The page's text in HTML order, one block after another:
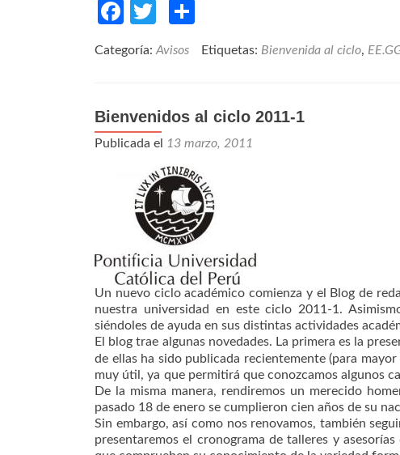
Facebook
Twitter
Categoría: Avisos Etiquetas: Bienvenida al ciclo,
Bienvenidos al ciclo 2011-1
Publicada el 13 marzo, 2011
Un nuevo ciclo académico comienza y el Blog de
nuestra universidad en este ciclo 2011-1.
siéndoles de ayuda en sus distintas actividades
El blog trae algunas novedades. La primera es la
de ellas ha sido publicada recientemente (para
muy útil, ya que permitirá que conozcamos algunos
De la misma manera, rendiremos un merecido
pasado 18 de enero se cumplieron cien años de su
Sin embargo, así como nos renovamos, también
presentaremos el cronograma de talleres y